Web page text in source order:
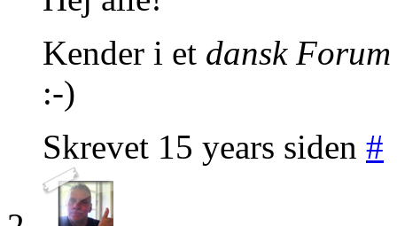
Kender i et dansk
:-)
Skrevet 15 years siden #